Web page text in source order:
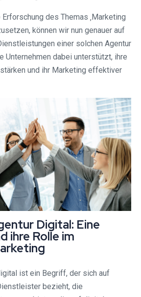
des Themas ‚Marketing
können wir nun genauer auf
einer solchen Agentur
Unternehmen dabei unterstützt, ihre
und ihr Marketing effektiver
Digital: Eine
ihre Rolle im
ist ein Begriff, der sich auf
bezieht, die